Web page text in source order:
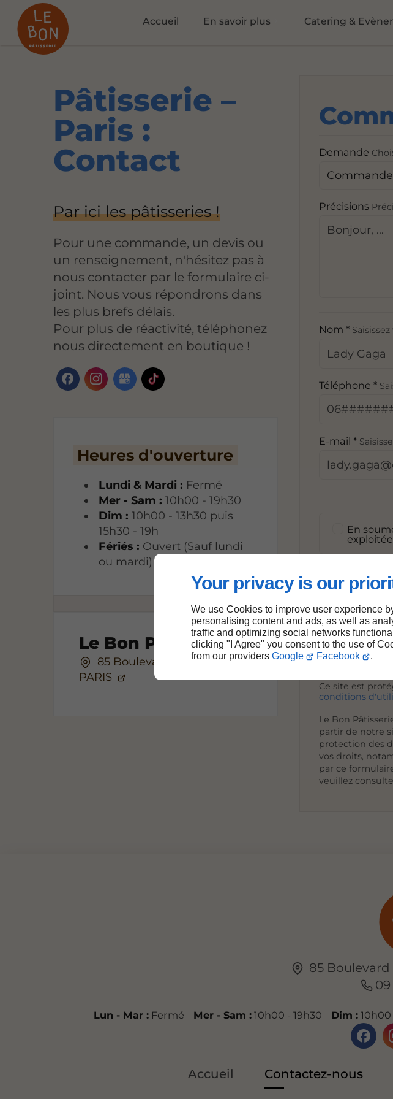
Your privacy is our
We use Cookies to improve user experience
personalising content and ads, as well as
traffic and optimizing social networks
clicking "I Agree" you consent to the use of
from our providers Google Facebook .
Accueil En savoir plus Catering &
Pâtisserie –
Paris :
Contact
Par ici les pâtisseries !
Pour une commande, un devis ou
un renseignement, n'hésitez pas à
nous contacter par le formulaire ci-
joint. Nous vous répondrons dans
les plus brefs délais.
Pour plus de réactivité, téléphonez
nous directement en boutique !
Heures d'ouverture
Lundi & Mardi : Fermé
Mer - Sam :10h00 - 19h30
Dim :10h00 - 13h30 puis
15h30 - 19h
Fériés : Ouvert (Sauf lundi
ou mardi)
Le Bon Pâtisserie
85 Boulevard Voltaire, 75011
PARIS
Demande
Précisions
Nom *
Téléphone *
E-mail *
En
*Ces champs
Ce site est
conditions
Le Bon
partir de notre
protection des
vos droits,
par ce
veuillez
85 Boulevard
09
Lun - Mar :Fermé Mer - Sam :10h00 - 19h30 Dim : 10h00
Accueil Contactez-nous